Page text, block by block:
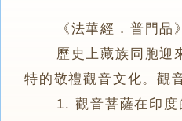
《法華經．普門
歷史上藏族同胞迎來
特的敬禮觀音文化。觀
1. 觀音菩薩在印度